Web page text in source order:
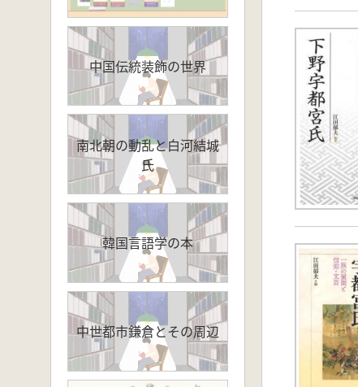
中国伝統装飾の世界
南北朝の動乱と白河結城
氏
韓国言語学の本
中世都市鎌倉とその周辺